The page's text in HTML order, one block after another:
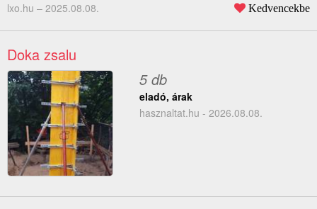
lxo.hu – 2025.08.08. Kedvencekbe
Doka zsalu
5 db
eladó, árak
hasznaltat.hu - 2026.08.08.